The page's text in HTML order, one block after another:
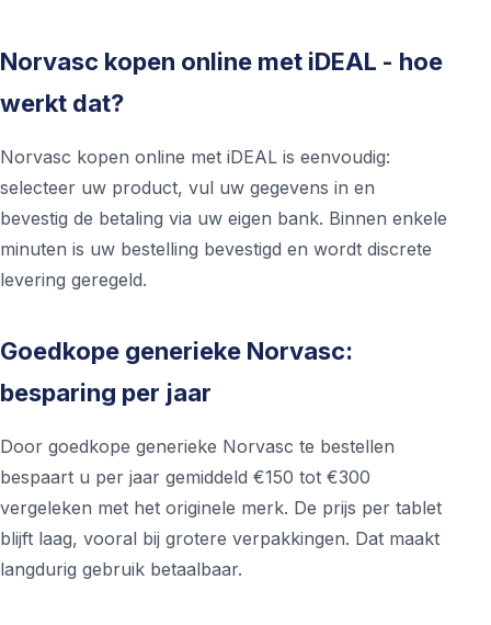
Norvasc kopen online met iDEAL - hoe
werkt dat?
Norvasc kopen online met iDEAL is eenvoudig:
selecteer uw product, vul uw gegevens in en
bevestig de betaling via uw eigen bank. Binnen enkele
minuten is uw bestelling bevestigd en wordt discrete
levering geregeld.
Goedkope generieke Norvasc:
besparing per jaar
Door goedkope generieke Norvasc te bestellen
bespaart u per jaar gemiddeld €150 tot €300
vergeleken met het originele merk. De prijs per tablet
blijft laag, vooral bij grotere verpakkingen. Dat maakt
langdurig gebruik betaalbaar.